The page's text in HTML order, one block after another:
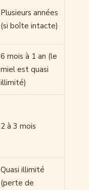
Plusieurs années
(si boîte intacte)
6 mois à 1 an (le
miel est quasi
illimité)
2 à 3 mois
Quasi illimité
(perte de